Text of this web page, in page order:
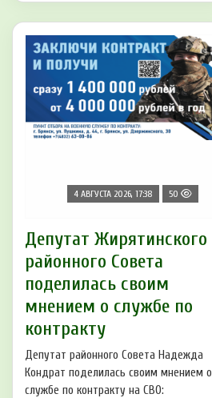
4 АВГУСТА 2026, 17:38 50
Депутат Жирятинского
районного Совета
поделилась своим
мнением о службе по
контракту
Депутат районного Совета Надежда
Кондрат поделилась своим мнением о
службе по контракту на СВО: